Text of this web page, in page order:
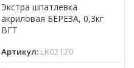
Экстра шпатлевка
акриловая БЕРЕЗА, 0,3кг
ВГТ
Артикул: LK02120